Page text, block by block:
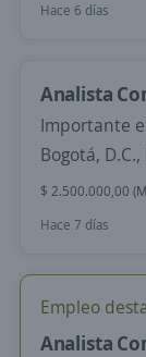
Hace 6 días
Analista
Importante
Bogotá,
$ 2.500.000,00
Hace 7 días
Empleo
Analista